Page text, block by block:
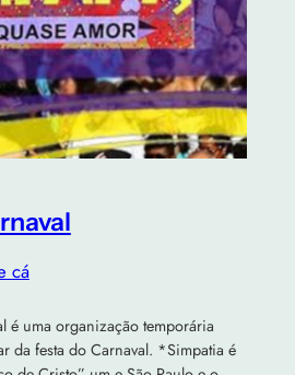
cá
é uma organização temporária
da festa do Carnaval. *Simpatia é